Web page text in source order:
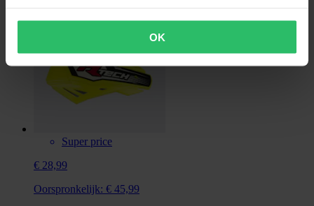
OK
Super price
€ 28,99
Oorspronkelijk: € 45,99